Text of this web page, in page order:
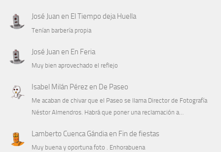
José Juan en El Tiempo deja Huella
Tenían barbería propia
José Juan en En Feria
Muy bien aprovechado el reflejo
Isabel Milán Pérezen De Paseo
Me acaban de chivar que el Paseo se llama Director de Fotografía
Néstor Almendros. Habrá que poner una reclamación a…
Lamberto Cuenca Gándiaen Fin de fiestas
Muy buena y oportuna foto . Enhorabuena